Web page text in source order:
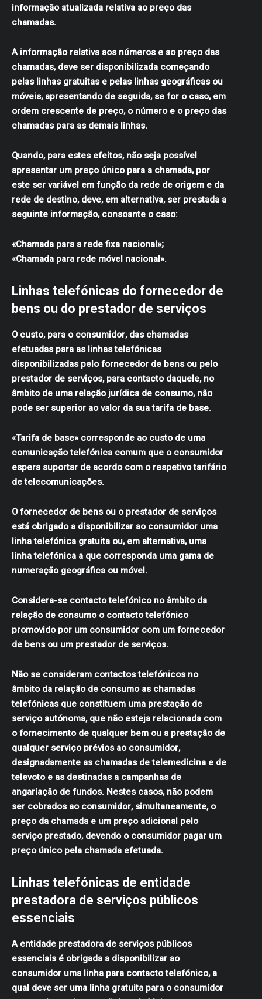
informação atualizada relativa ao preço das
chamadas.
A informação relativa aos números e ao preço das
chamadas, deve ser disponibilizada começando
pelas linhas gratuitas e pelas linhas geográficas ou
móveis, apresentando de seguida, se for o caso, em
ordem crescente de preço, o número e o preço das
chamadas para as demais linhas.
Quando, para estes efeitos, não seja possível
apresentar um preço único para a chamada, por
este ser variável em função da rede de origem e da
rede de destino, deve, em alternativa, ser prestada a
seguinte informação, consoante o caso:
«Chamada para a rede fixa nacional»;
«Chamada para rede móvel nacional».
Linhas telefónicas do fornecedor de
bens ou do prestador de serviços
O custo, para o consumidor, das chamadas
efetuadas para as linhas telefónicas
disponibilizadas pelo fornecedor de bens ou pelo
prestador de serviços, para contacto daquele, no
âmbito de uma relação jurídica de consumo, não
pode ser superior ao valor da sua tarifa de base.
«Tarifa de base» corresponde ao custo de uma
comunicação telefónica comum que o consumidor
espera suportar de acordo com o respetivo tarifário
de telecomunicações.
O fornecedor de bens ou o prestador de serviços
está obrigado a disponibilizar ao consumidor uma
linha telefónica gratuita ou, em alternativa, uma
linha telefónica a que corresponda uma gama de
numeração geográfica ou móvel.
Considera-se contacto telefónico no âmbito da
relação de consumo o contacto telefónico
promovido por um consumidor com um fornecedor
de bens ou um prestador de serviços.
Não se consideram contactos telefónicos no
âmbito da relação de consumo as chamadas
telefónicas que constituem uma prestação de
serviço autónoma, que não esteja relacionada com
o fornecimento de qualquer bem ou a prestação de
qualquer serviço prévios ao consumidor,
designadamente as chamadas de telemedicina e de
televoto e as destinadas a campanhas de
angariação de fundos. Nestes casos, não podem
ser cobrados ao consumidor, simultaneamente, o
preço da chamada e um preço adicional pelo
serviço prestado, devendo o consumidor pagar um
preço único pela chamada efetuada.
Linhas telefónicas de entidade
prestadora de serviços públicos
essenciais
A entidade prestadora de serviços públicos
essenciais é obrigada a disponibilizar ao
consumidor uma linha para contacto telefónico, a
qual deve ser uma linha gratuita para o consumidor